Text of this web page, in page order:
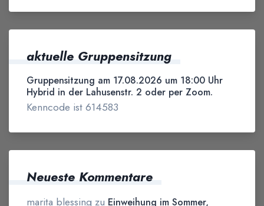
aktuelle Gruppensitzung
Gruppensitzung am 17.08.2026 um 18:00 Uhr
Hybrid in der Lahusenstr. 2 oder per Zoom.
Kenncode ist 614583
Neueste Kommentare
marita blessing zu Einweihung im Sommer,